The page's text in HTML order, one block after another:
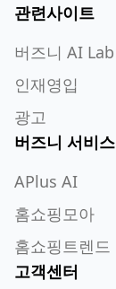
관련사이트
버즈니 AI Lab
인재영입
광고
버즈니 서비스
APlus AI
홈쇼핑모아
홈쇼핑트렌드
고객센터